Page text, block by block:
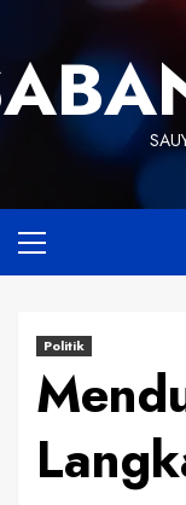
content
Menu
Politik